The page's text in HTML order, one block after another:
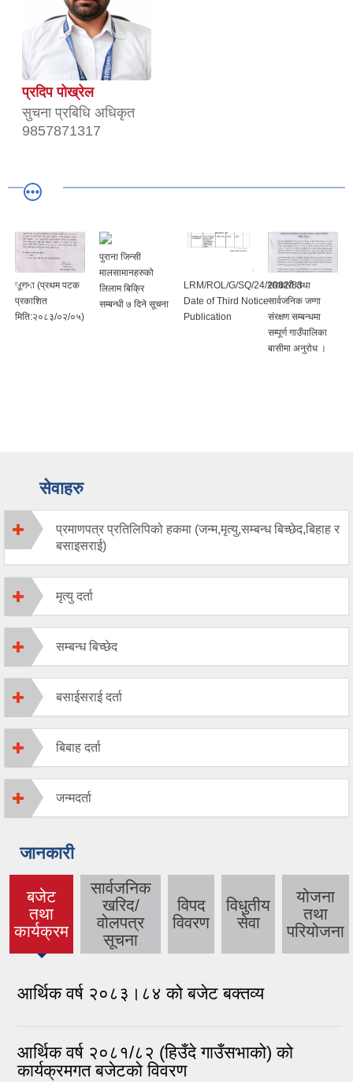
प्रदिप पोख्रेल
सुचना प्रबिधि अधिकृत
9857871317
सूचना (प्रथम पटक
प्रकाशित
मिति:२०८३/०२/०५)
पुराना जिन्सी
मालसामानहरुको
लिलाम बिक्रि
सम्बन्धी ७ दिने सूचना
LRM/ROL/G/SQ/24/2082/83
Date of Third Notice
Publication
सरकारी तथा
सार्वजनिक जग्गा
संरक्षण सम्बन्धमा
सम्पूर्ण गाउँपालिका
बासीमा अनुरोध ।
सेवाहरु
प्रमाणपत्र प्रतिलिपिको हकमा (जन्म,मृत्यु,सम्बन्ध बिच्छेद,बिहाह र
बसाइसराई)
मृत्यु दर्ता
सम्बन्ध बिच्छेद
बसाईसराई दर्ता
बिबाह दर्ता
जन्मदर्ता
जानकारी
बजेट
तथा
कार्यक्रम
(active
tab)
सार्वजनिक
खरिद/
वोलपत्र
सूचना
विपद
विवरण
विधुतीय
सेवा
योजना
तथा
परियोजना
आर्थिक वर्ष २०८३।८४ को बजेट बक्तव्य
आर्थिक वर्ष २०८१/८२ (हिउँदे गाउँसभाको) को
कार्यक्रमगत बजेटको विवरण